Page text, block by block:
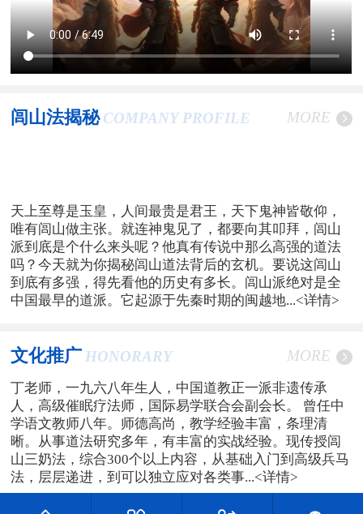
闾山法揭秘 COMPANY PROFILE MORE
天上至尊是玉皇，人间最贵是君王，天下鬼神皆敬仰，
唯有闾山做主张。就连神鬼见了，都要向其叩拜，闾山
派到底是个什么来头呢？他真有传说中那么高强的道法
吗？今天就为你揭秘闾山道法背后的玄机。要说这闾山
到底有多强，得先看他的历史有多长。闾山派绝对是全
中国最早的道派。它起源于先秦时期的闽越地...<详情>
文化推广 HONORARY MORE
丁老师，一九六八年生人，中国道教正一派非遗传承
人，高级催眠疗法师，国际易学联合会副会长。 曾任中
学语文教师八年。师德高尚，教学经验丰富，条理清
晰。从事道法研究多年，有丰富的实战经验。现传授闾
山三奶法，综合300个以上内容，从基础入门到高级兵马
法，层层递进，到可以独立应对各类事...<详情>